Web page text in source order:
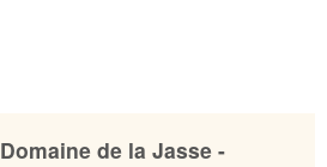
Domaine de la Jasse -